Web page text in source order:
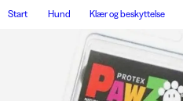
Start Hund Klær og beskyttelse